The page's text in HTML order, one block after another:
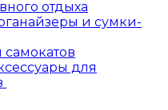
отдыха
и сумки-
самокатов
для